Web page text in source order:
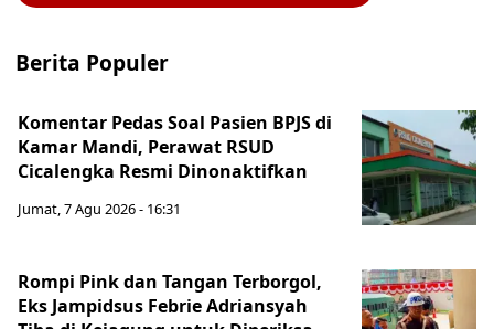
Berita Populer
Komentar Pedas Soal Pasien BPJS di
Kamar Mandi, Perawat RSUD
Cicalengka Resmi Dinonaktifkan
Jumat, 7 Agu 2026 - 16:31
Rompi Pink dan Tangan Terborgol,
Eks Jampidsus Febrie Adriansyah